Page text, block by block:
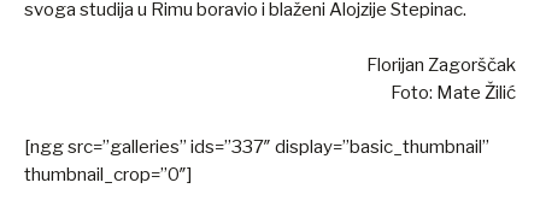
svoga studija u Rimu boravio i blaženi Alojzije Stepinac.
Florijan Zagorščak
Foto: Mate Žilić
[ngg src=”galleries” ids=”337″ display=”basic_thumbnail”
thumbnail_crop=”0″]